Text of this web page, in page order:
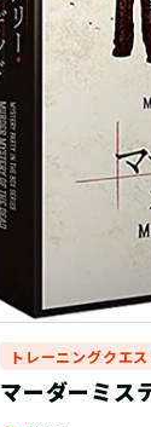
トレーニングクエス
マーダーミス